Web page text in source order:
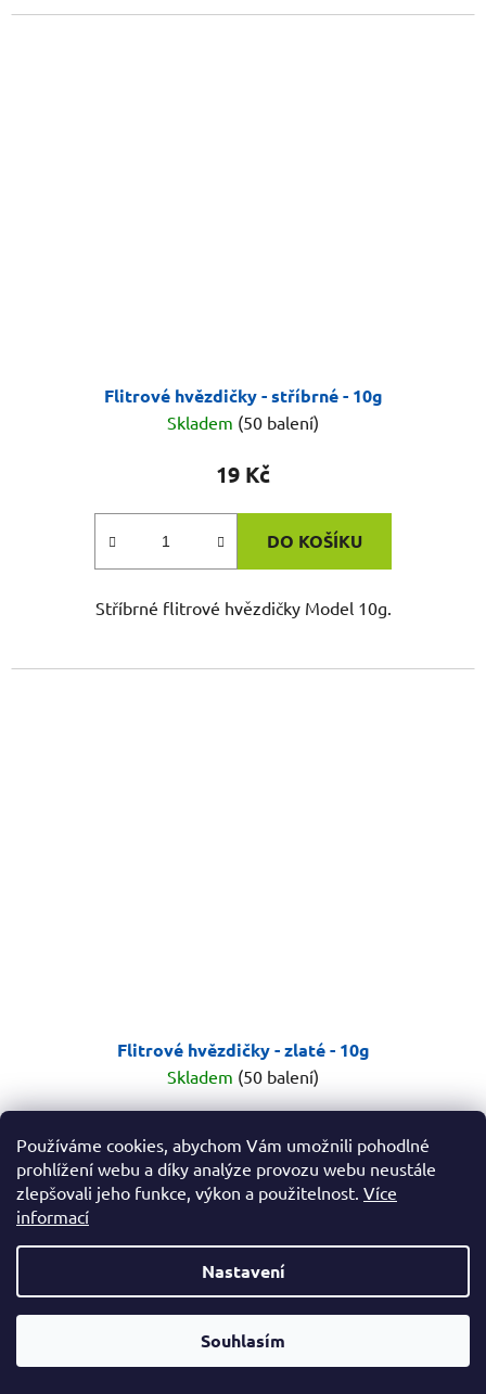
Používáme cookies, abychom Vám umožnili pohodlné
prohlížení webu a díky analýze provozu webu neustále
zlepšovali jeho funkce, výkon a použitelnost. Více
informací
Nastavení
Souhlasím
Od čtvrtka 6.8. do úterý 11.8. máme mimořádně zavřeno.
Flitrové hvězdičky - stříbrné - 10g
Skladem (50 balení)
19 Kč
DO KOŠÍKU
Stříbrné flitrové hvězdičky Model 10g.
Flitrové hvězdičky - zlaté - 10g
Skladem (50 balení)
DO KOŠÍKU
Zlaté flitrové hvězdičky Model 10g.
O
23položek celkem